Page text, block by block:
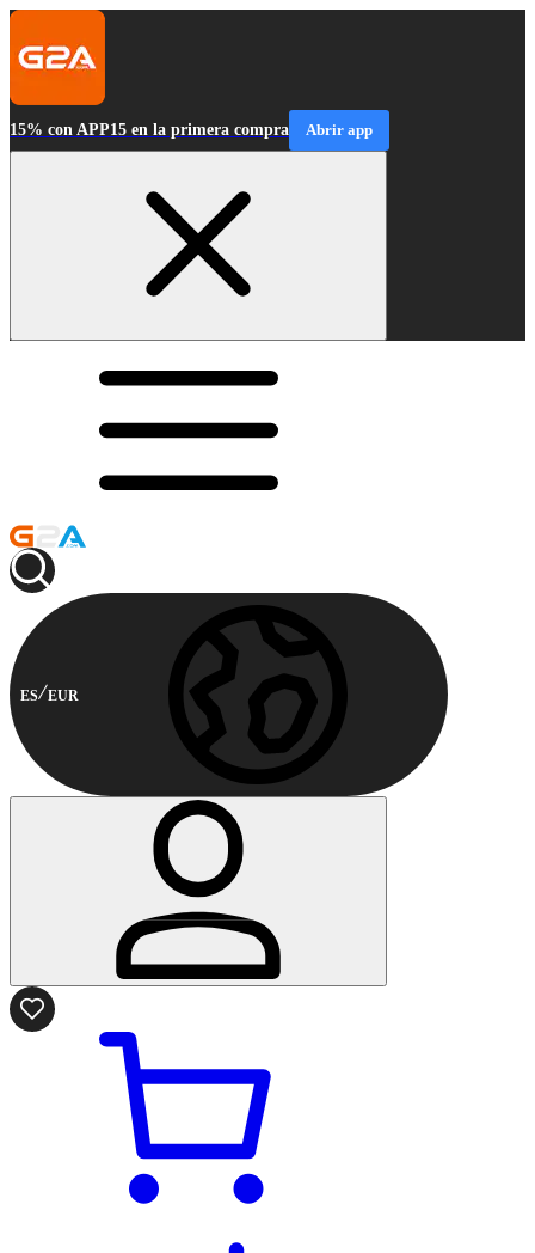
15% con APP15 en la primera compra Abrir app
ES EUR